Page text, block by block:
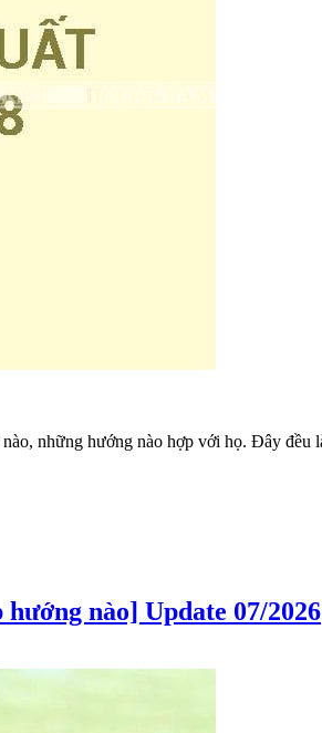
những hướng nào hợp với họ. Đây
nào] Update 07/2026